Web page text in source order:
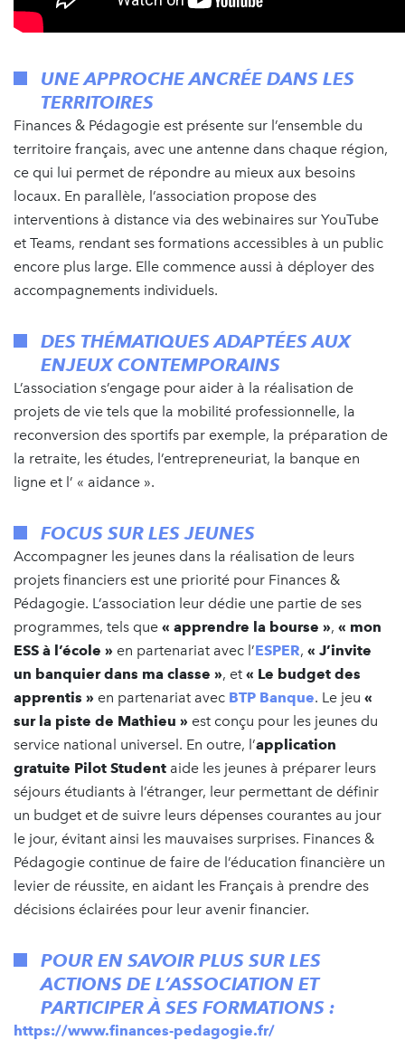
UNE APPROCHE ANCRÉE DANS LES
TERRITOIRES
Finances & Pédagogie est présente sur l’ensemble du
territoire français, avec une antenne dans chaque région,
ce qui lui permet de répondre au mieux aux besoins
locaux. En parallèle, l’association propose des
interventions à distance via des webinaires sur YouTube
et Teams, rendant ses formations accessibles à un public
encore plus large. Elle commence aussi à déployer des
accompagnements individuels.
DES THÉMATIQUES ADAPTÉES AUX
ENJEUX CONTEMPORAINS
L’association s’engage pour aider à la réalisation de
projets de vie tels que la mobilité professionnelle, la
reconversion des sportifs par exemple, la préparation de
la retraite, les études, l’entrepreneuriat, la banque en
ligne et l’ « aidance ».
FOCUS SUR LES JEUNES
Accompagner les jeunes dans la réalisation de leurs
projets financiers est une priorité pour Finances &
Pédagogie. L’association leur dédie une partie de ses
programmes, tels que « apprendre la bourse », « mon
ESS à l’école » en partenariat avec l’ESPER, « J’invite
un banquier dans ma classe », et « Le budget des
apprentis » en partenariat avec BTP Banque. Le jeu «
sur la piste de Mathieu » est conçu pour les jeunes du
service national universel. En outre, l’application
gratuite Pilot Student aide les jeunes à préparer leurs
séjours étudiants à l’étranger, leur permettant de définir
un budget et de suivre leurs dépenses courantes au jour
le jour, évitant ainsi les mauvaises surprises. Finances &
Pédagogie continue de faire de l’éducation financière un
levier de réussite, en aidant les Français à prendre des
décisions éclairées pour leur avenir financier.
POUR EN SAVOIR PLUS SUR LES
ACTIONS DE L’ASSOCIATION ET
PARTICIPER À SES FORMATIONS :
https://www.finances-pedagogie.fr/